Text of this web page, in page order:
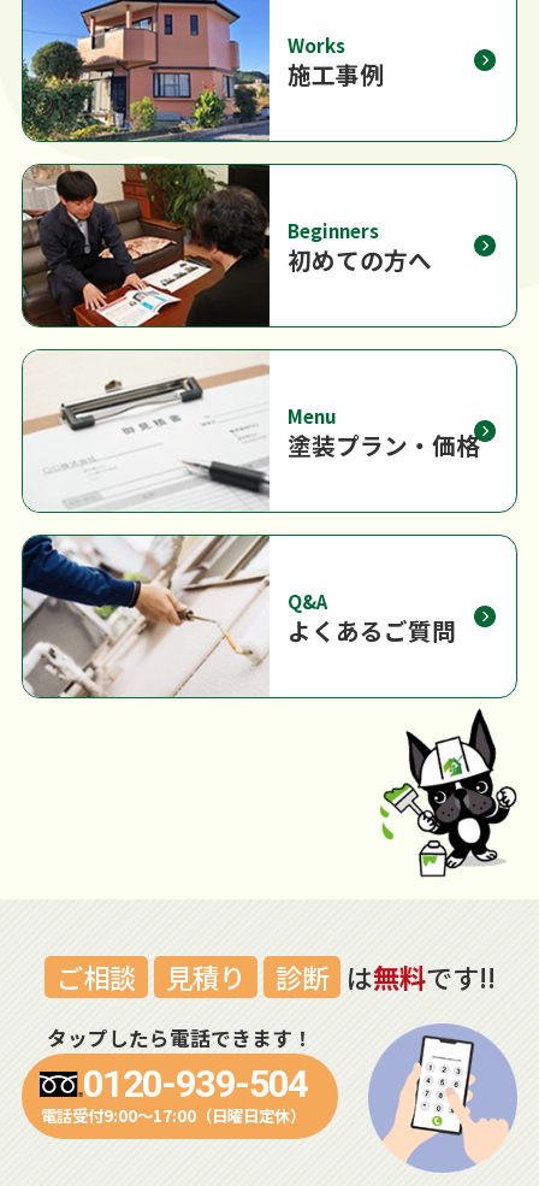
Works
施工事例
Beginners
初めての方へ
Menu
塗装プラン・価格
Q&A
よくあるご質問
ご相談 見積り 診断 は無料です!!
タップしたら電話できます！
0120-939-504
電話受付9:00～17:00（日曜日定休）